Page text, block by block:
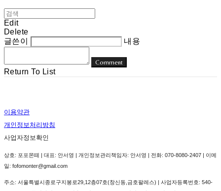
Edit
Delete
글쓴이
내용
Comment
Return To List
이용약관
개인정보처리방침
사업자정보확인
상호: 포포몬떼 | 대표: 안서영 | 개인정보관리책임자: 안서영 | 전화: 070-8080-2407 | 이메
일: fofomonter@gmail.com
주소: 서울특별시종로구지봉로29,12층07호(창신동,금호팔레스) | 사업자등록번호: 540-